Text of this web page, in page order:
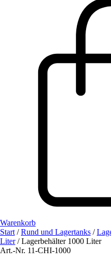
Warenkorb
Start /Rund und Lagertanks /
Liter/ Lagerbehälter 1000 Liter
Art.-Nr. 11-CHI-1000